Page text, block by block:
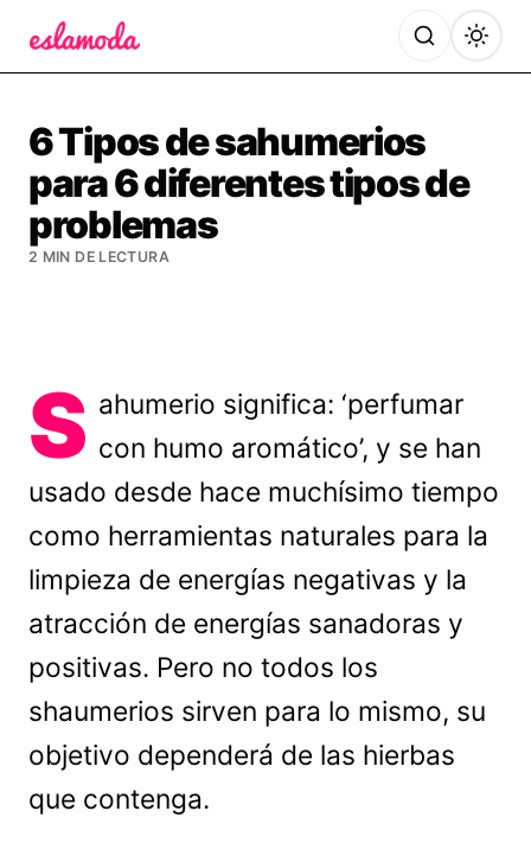
6 Tipos de sahumerios
para 6 diferentes tipos de
problemas
2 MIN DE LECTURA
S ahumerio significa: ‘perfumar
con humo aromático’, y se han
usado desde hace muchísimo tiempo
como herramientas naturales para la
limpieza de energías negativas y la
atracción de energías sanadoras y
positivas. Pero no todos los
shaumerios sirven para lo mismo, su
objetivo dependerá de las hierbas
que contenga.